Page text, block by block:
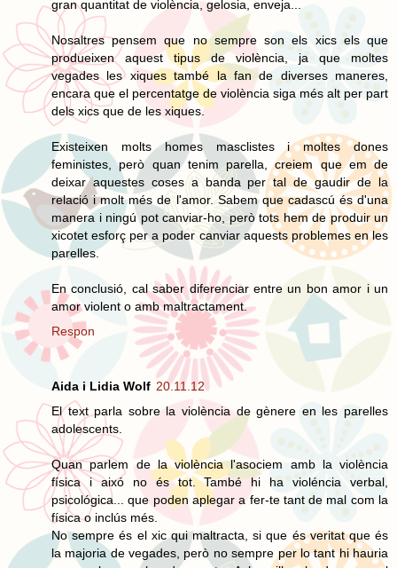
gran quantitat de violència, gelosia, enveja...
Nosaltres pensem que no sempre son els xics els que
produeixen aquest tipus de violència, ja que moltes
vegades les xiques també la fan de diverses maneres,
encara que el percentatge de violència siga més alt per part
dels xics que de les xiques.
Existeixen molts homes masclistes i moltes dones
feministes, però quan tenim parella, creiem que em de
deixar aquestes coses a banda per tal de gaudir de la
relació i molt més de l'amor. Sabem que cadascú és d'una
manera i ningú pot canviar-ho, però tots hem de produir un
xicotet esforç per a poder canviar aquests problemes en les
parelles.
En conclusió, cal saber diferenciar entre un bon amor i un
amor violent o amb maltractament.
Respon
Aida i Lidia Wolf 20.11.12
El text parla sobre la violència de gènere en les parelles
adolescents.
Quan parlem de la violència l'asociem amb la violència
física i aixó no és tot. També hi ha violéncia verbal,
psicológica... que poden aplegar a fer-te tant de mal com la
física o inclús més.
No sempre és el xic qui maltracta, si que és veritat que és
la majoria de vegades, però no sempre per lo tant hi hauria